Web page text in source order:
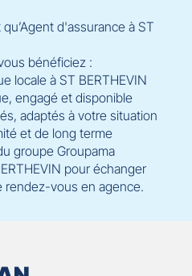
d'assurance à ST
bénéficiez :
locale à ST BERTHEVIN
engagé et disponible
adaptés à votre situation
et de long terme
groupe Groupama
pour échanger
rendez-vous en agence.